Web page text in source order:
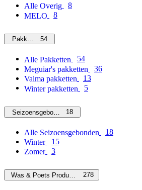
Alle Overig
8
MELO
8
Pakketten54
Alle Pakketten
54
Meguiar's pakketten
36
Valma pakketten
13
Winter pakketten
5
Seizoensgebonden18
Alle Seizoensgebonden
18
Winter
15
Zomer
3
Was & Poets Producten 278